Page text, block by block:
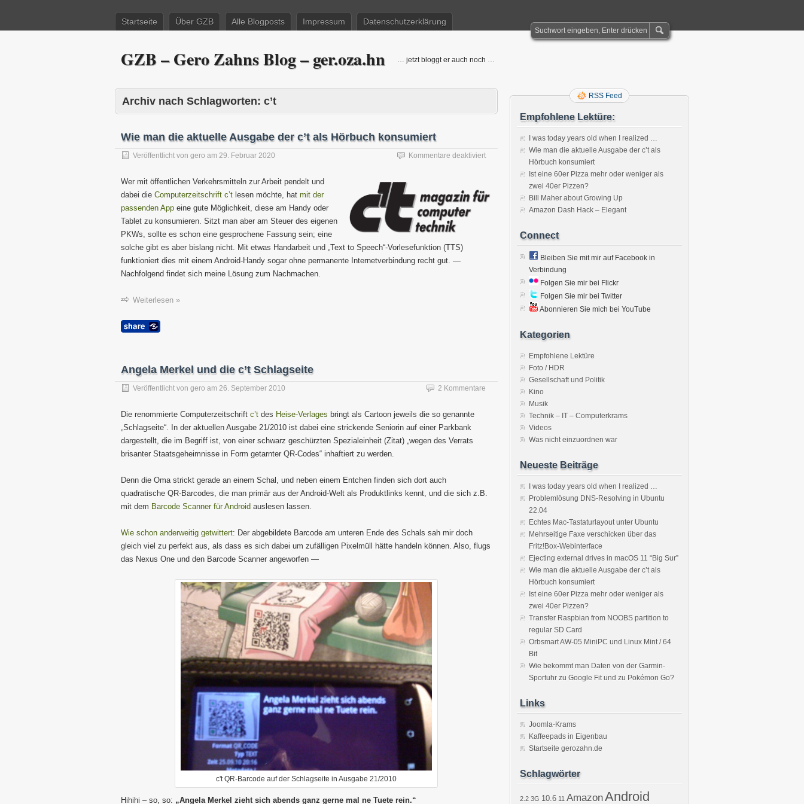
Startseite Über GZB Alle Blogposts Impressum Datenschutzerklärung
GZB – Gero Zahns Blog – ger.oza.hn … jetzt bloggt er auch noch …
Archiv nach Schlagworten: c’t
Wie man die aktuelle Ausgabe der c’t als Hörbuch konsumiert
Veröffentlicht von gero am 29. Februar 2020 Kommentare deaktiviertfür
aktuelle
Wer mit öffentlichen Verkehrsmitteln zur Arbeit pendelt und
dabei die Computerzeitschrift c’t lesen möchte, hat mit der
passenden App eine gute Möglichkeit, diese am Handy oder
Tablet zu konsumieren. Sitzt man aber am Steuer des eigenen
PKWs, sollte es schon eine gesprochene Fassung sein; eine
solche gibt es aber bislang nicht. Mit etwas Handarbeit und „Text to Speech“-Vorlesefunktion (TTS)
funktioniert dies mit einem Android-Handy sogar ohne permanente Internetverbindung recht gut. —
Nachfolgend findet sich meine Lösung zum Nachmachen.
Weiterlesen »
Angela Merkel und die c’t Schlagseite
Veröffentlicht von gero am 26. September 2010 2 Kommentare
Die renommierte Computerzeitschrift c’t des Heise-Verlages bringt als Cartoon jeweils die so genannte
„Schlagseite“. In der aktuellen Ausgabe 21/2010 ist dabei eine strickende Seniorin auf einer Parkbank
dargestellt, die im Begriff ist, von einer schwarz geschürzten Spezialeinheit (Zitat) „wegen des Verrats
brisanter Staatsgeheimnisse in Form getarnter QR-Codes“ inhaftiert zu werden.
Denn die Oma strickt gerade an einem Schal, und neben einem Entchen finden sich dort auch
quadratische QR-Barcodes, die man primär aus der Android-Welt als Produktlinks kennt, und die sich z.B.
mit dem Barcode Scanner für Android auslesen lassen.
Wie schon anderweitig getwittert: Der abgebildete Barcode am unteren Ende des Schals sah mir doch
gleich viel zu perfekt aus, als dass es sich dabei um zufälligen Pixelmüll hätte handeln können. Also, flugs
das Nexus One und den Barcode Scanner angeworfen —
c't QR-Barcode auf der Schlagseite in Ausgabe 21/2010
Hihihi – so, so: „Angela Merkel zieht sich abends ganz gerne mal ne Tuete rein.“
RSS Feed
Empfohlene Lektüre:
I was today years old when I realized …
Wie man die aktuelle Ausgabe der c’t als
Hörbuch konsumiert
Ist eine 60er Pizza mehr oder weniger als
zwei 40er Pizzen?
Bill Maher about Growing Up
Amazon Dash Hack – Elegant
Connect
Bleiben Sie mit mir auf Facebook in
Verbindung
Folgen Sie mir bei Flickr
Folgen Sie mir bei Twitter
Abonnieren Sie mich bei YouTube
Kategorien
Empfohlene Lektüre
Foto / HDR
Gesellschaft und Politik
Kino
Musik
Technik – IT – Computerkrams
Videos
Was nicht einzuordnen war
Neueste Beiträge
I was today years old when I realized …
Problemlösung DNS-Resolving in Ubuntu
22.04
Echtes Mac-Tastaturlayout unter Ubuntu
Mehrseitige Faxe verschicken über das
Fritz!Box-Webinterface
Ejecting external drives in macOS 11 “Big Sur”
Wie man die aktuelle Ausgabe der c’t als
Hörbuch konsumiert
Ist eine 60er Pizza mehr oder weniger als
zwei 40er Pizzen?
Transfer Raspbian from NOOBS partition to
regular SD Card
Orbsmart AW-05 MiniPC und Linux Mint / 64
Bit
Wie bekommt man Daten von der Garmin-
Sportuhr zu Google Fit und zu Pokémon Go?
Links
Joomla-Krams
Kaffeepads in Eigenbau
Startseite gerozahn.de
Schlagwörter
2.2 3G 10.6 11 AmazonAndroid